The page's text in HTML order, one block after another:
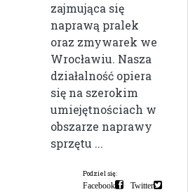
zajmująca się
naprawą pralek
oraz zmywarek we
Wrocławiu. Nasza
działalność opiera
się na szerokim
umiejętnościach w
obszarze naprawy
sprzętu ...
Podziel się:
Facebook
Twitter